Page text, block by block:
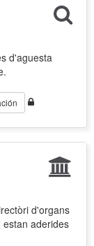
d'aguesta
d'organs
aderides